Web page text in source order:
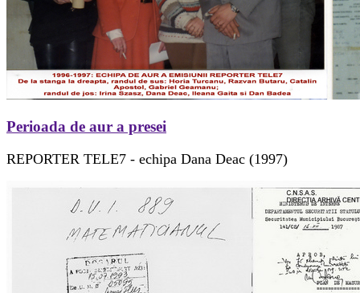
Perioada de aur a presei
REPORTER TELE7 - echipa Dana Deac (1997)